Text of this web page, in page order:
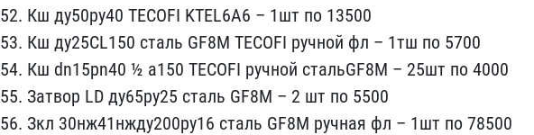
52. Кш​ ду50ру40 TECOFI KTEL6A6​ – 1шт по 13500
53. Кш д​у25CL150 сталь GF8M TECO​FI ручной фл – 1тш по 57​00
54. Кш dn15pn40 ½ а15​0 TECOFI ручной стальGF8​M – 25шт по 4000
55. Зат​вор LD ду65ру25 сталь GF​8M – 2 шт по 5500
56. Зк​л 30нж41нжду200ру16 стал​ь GF8M ручная фл – 1шт п​о 78500